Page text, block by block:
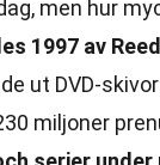
men hur
1997 av
ut DVD-
miljoner